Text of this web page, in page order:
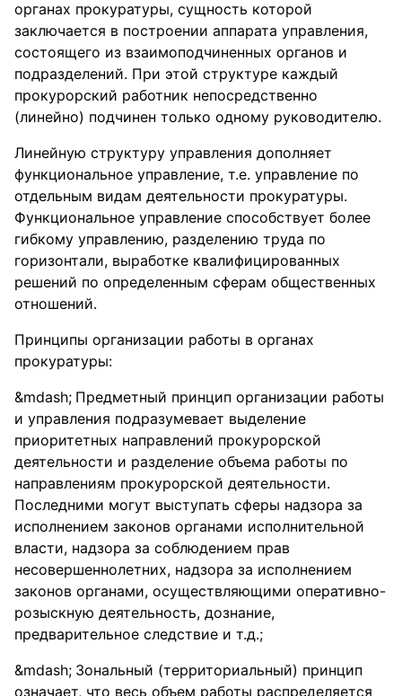
органах прокуратуры, сущность которой
заключается в построении аппарата управления,
состоящего из взаимоподчиненных органов и
подразделений. При этой структуре каждый
прокурорский работник непосредственно
(линейно) подчинен только одному руководителю.
Линейную структуру управления дополняет
функциональное управление, т.е. управление по
отдельным видам деятельности прокуратуры.
Функциональное управление способствует более
гибкому управлению, разделению труда по
горизонтали, выработке квалифицированных
решений по определенным сферам общественных
отношений.
Принципы организации работы в органах
прокуратуры:
Предметный принцип организации работы
и управления подразумевает выделение
приоритетных направлений прокурорской
деятельности и разделение объема работы по
направлениям прокурорской деятельности.
Последними могут выступать сферы надзора за
исполнением законов органами исполнительной
власти, надзора за соблюдением прав
несовершеннолетних, надзора за исполнением
законов органами, осуществляющими оперативно-
розыскную деятельность, дознание,
предварительное следствие и т.д.;
Зональный (территориальный) принцип
означает, что весь объем работы распределяется